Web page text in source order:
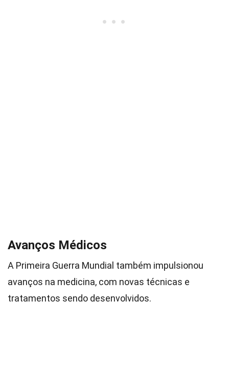
Avanços Médicos
A Primeira Guerra Mundial também impulsionou
avanços na medicina, com novas técnicas e
tratamentos sendo desenvolvidos.